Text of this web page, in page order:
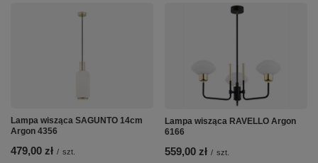
Lampa wisząca SAGUNTO 14cm
Argon 4356
479,00 zł / szt.
Lampa wisząca RAVELLO Argon
6166
559,00 zł / szt.